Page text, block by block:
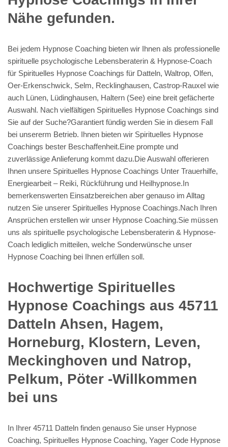
Nähe gefunden.
Bei jedem Hypnose Coaching bieten wir Ihnen als professionelle
spirituelle psychologische Lebensberaterin & Hypnose-Coach
für Spirituelles Hypnose Coachings für Datteln, Waltrop, Olfen,
Oer-Erkenschwick, Selm, Recklinghausen, Castrop-Rauxel wie
auch Lünen, Lüdinghausen, Haltern (See) eine breit gefächerte
Auswahl. Nach vielfältigen Spirituelles Hypnose Coachings sind
Sie auf der Suche?Garantiert fündig werden Sie in diesem Fall
bei unsererm Betrieb. Ihnen bieten wir Spirituelles Hypnose
Coachings bester Beschaffenheit.Eine prompte und
zuverlässige Anlieferung kommt dazu.Die Auswahl offerieren
Ihnen unsere Spirituelles Hypnose Coachings Unter Trauerhilfe,
Energiearbeit – Reiki, Rückführung und Heilhypnose.In
bemerkenswerten Einsatzbereichen aber genauso im Alltag
nutzen Sie unserer Spirituelles Hypnose Coachings.Nach Ihren
Ansprüchen erstellen wir unser Hypnose Coaching.Sie müssen
uns als spirituelle psychologische Lebensberaterin & Hypnose-
Coach lediglich mitteilen, welche Sonderwünsche unser
Hypnose Coaching bei Ihnen erfüllen soll.
Hochwertige Spirituelles
Hypnose Coachings aus 45711
Datteln Ahsen, Hagem,
Horneburg, Klostern, Leven,
Meckinghoven und Natrop,
Pelkum, Pöter -Willkommen
bei uns
In Ihrer 45711 Datteln finden genauso Sie unser Hypnose
Coaching, Spirituelles Hypnose Coaching, Yager Code Hypnose